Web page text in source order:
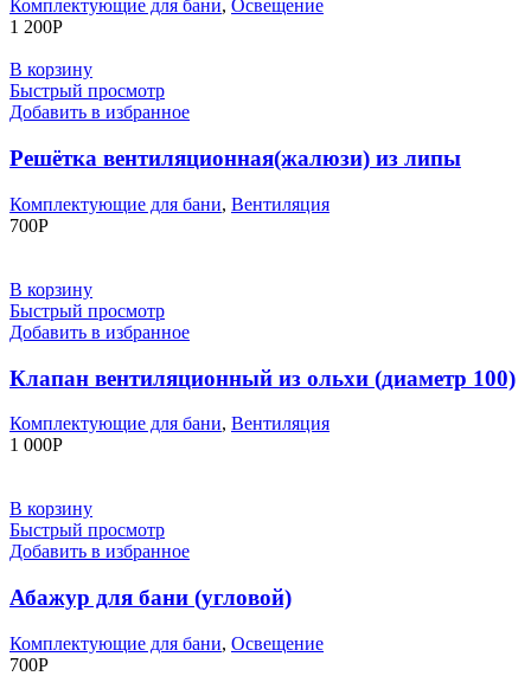
Комплектующие для бани, Освещение
1 200Р
В корзину
Быстрый просмотр
Добавить в избранное
Решётка вентиляционная(жалюзи) из липы
Комплектующие для бани, Вентиляция
700Р
В корзину
Быстрый просмотр
Добавить в избранное
Клапан вентиляционный из ольхи (диаметр 100)
Комплектующие для бани, Вентиляция
1 000Р
В корзину
Быстрый просмотр
Добавить в избранное
Абажур для бани (угловой)
Комплектующие для бани, Освещение
700Р